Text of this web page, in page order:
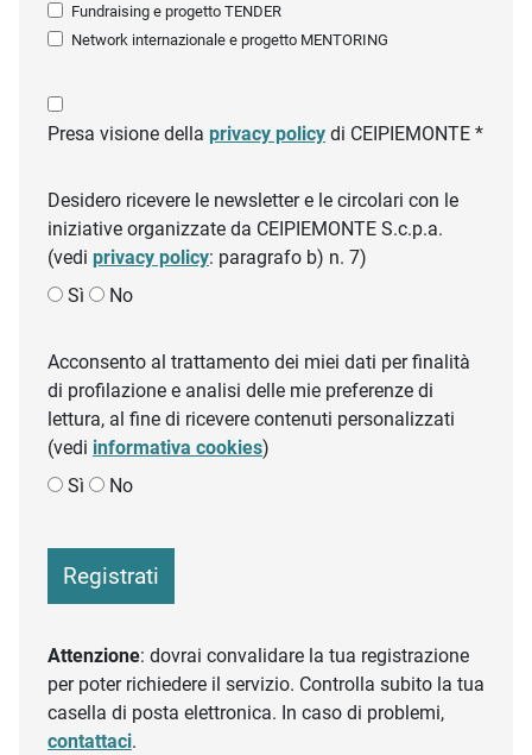
Fundraising e progetto TENDER
Network internazionale e progetto MENTORING
Presa visione della privacy policy di CEIPIEMONTE *
Desidero ricevere le newsletter e le circolari con le
iniziative organizzate da CEIPIEMONTE S.c.p.a.
(vedi privacy policy: paragrafo b) n. 7)
Sì
No
Acconsento al trattamento dei miei dati per finalità
di profilazione e analisi delle mie preferenze di
lettura, al fine di ricevere contenuti personalizzati
(vedi informativa cookies)
Sì
No
Registrati
Attenzione: dovrai convalidare la tua registrazione
per poter richiedere il servizio. Controlla subito la tua
casella di posta elettronica. In caso di problemi,
contattaci.